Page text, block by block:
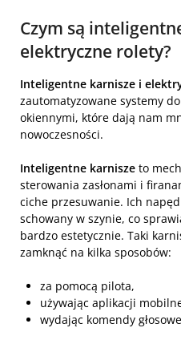
Czym są
elektryczne rolety?
Inteligentne karnisze i
zautomatyzowane systemy
okiennymi, które dają nam
nowoczesności.
Inteligentne karnisze to
sterowania zasłonami i
ciche przesuwanie. Ich
schowany w szynie, co
bardzo estetycznie. Taki
zamknąć na kilka sposobów:
za pomocą pilota,
używając aplikacji
wydając komendy